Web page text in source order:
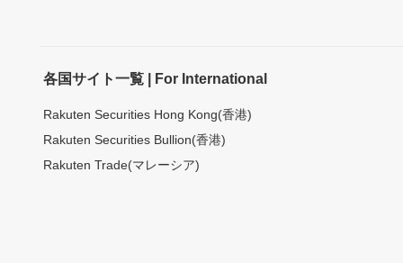
各国サイト一覧 | For International
Rakuten Securities Hong Kong(香港)
Rakuten Securities Bullion(香港)
Rakuten Trade(マレーシア)